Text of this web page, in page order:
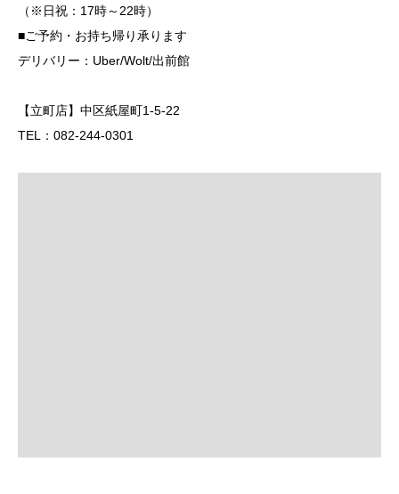
（※日祝：17時～22時）
■ご予約・お持ち帰り承ります
デリバリー：Uber/Wolt/出前館
【立町店】中区紙屋町1-5-22
TEL：082-244-0301